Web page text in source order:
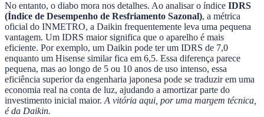
No entanto, o diabo mora nos detalhes. Ao analisar o índice IDRS
(Índice de Desempenho de Resfriamento Sazonal), a métrica
oficial do INMETRO, a Daikin frequentemente leva uma pequena
vantagem. Um IDRS maior significa que o aparelho é mais
eficiente. Por exemplo, um Daikin pode ter um IDRS de 7,0
enquanto um Hisense similar fica em 6,5. Essa diferença parece
pequena, mas ao longo de 5 ou 10 anos de uso intenso, essa
eficiência superior da engenharia japonesa pode se traduzir em uma
economia real na conta de luz, ajudando a amortizar parte do
investimento inicial maior. A vitória aqui, por uma margem técnica,
é da Daikin.